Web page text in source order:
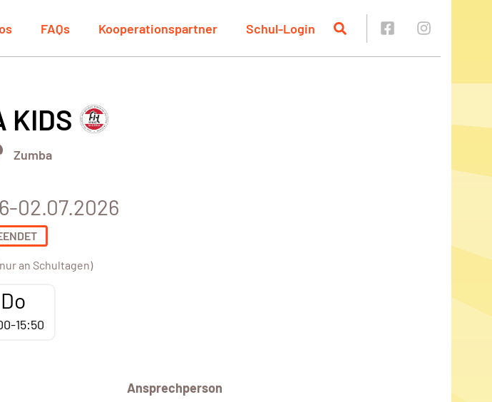
FAQs Kooperationspartner Schul-Login
KIDS
Zumba
02.07.2026
an Schultagen)
Do
15:50
Ansprechperson